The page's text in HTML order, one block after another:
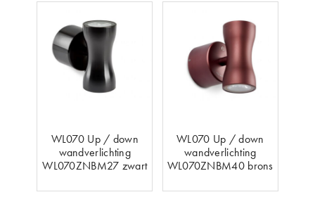
WL070 Up / down
wandverlichting
WL070ZNBM27 zwart
WL070 Up / down
wandverlichting
WL070ZNBM40 brons